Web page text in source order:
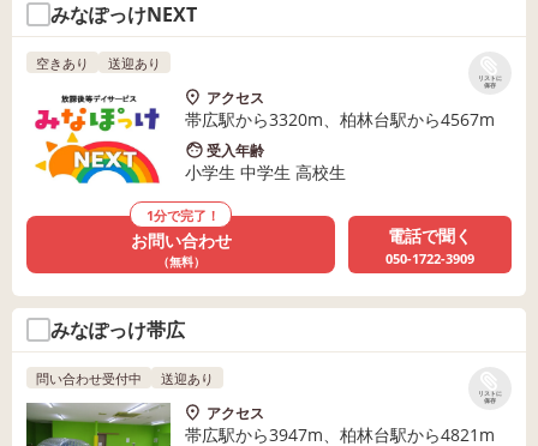
みなぽっけNEXT
リストに
保存
空きあり 送迎あり
アクセス
帯広駅から3320m、柏林台駅から4567m
受入年齢
小学生 中学生 高校生
1分で完了！
お問い合わせ
（無料）
電話で聞く
050-1722-3909
みなぽっけ帯広
リストに
保存
問い合わせ受付中 送迎あり
アクセス
帯広駅から3947m、柏林台駅から4821m